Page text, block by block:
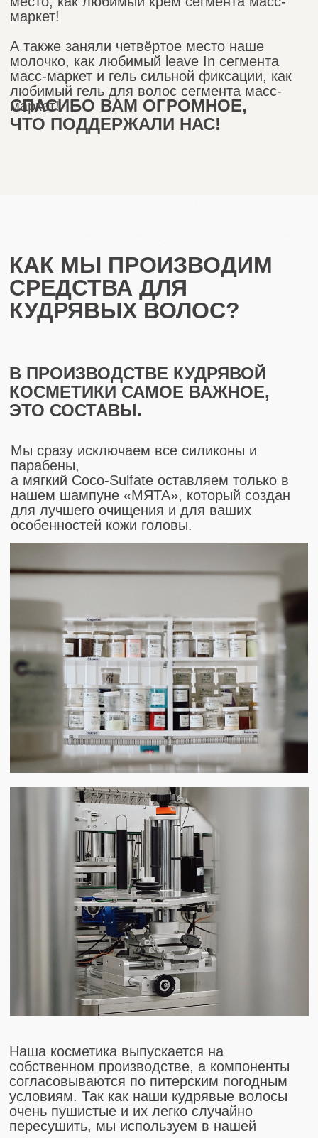
ЭТАПА
ПРОИЗВОДСТВА
НАШЕЙ КОСМЕТИКИ
4
И этапом тестирования мы очень
гордимся, так как он происходит в
несколько этапов:
- сначала на себе тестирует
средство сама Анна, она смотрит,
как образец смотрится на волосах,
такой ли результат она хотела
получить;
- если ее не устраивает результат,
она отправляет правки на
производство и средство
дорабатывают;
- затем после одобрения средства
Анной на своих волосах, за
тестирование берутся наши
кудрявые мастера из салона
косметика уже проходит через
множество типов кудрей и
волнистых волос, так как все наши
мастера разные;
- мастера дают свою обратную
связь и если их что-то не
устраивает, то Анна опять
отправляет правки на
производство и средство
дорабатывают;
- после одобрения средства Анной
и мастерами проходит уже
несколько месяцев тестирования,
когда мы понимаем, что средство
идеально
ложится на волосы, мы его
сертифицируем, производим
маленькую партию для салонов
и еще там оно проходит через
множество волос;
3
Технологи разрабатывают
консистенцию, добавляют
2
Как вы понимаете, после этапа
тестирования проходит уже
большое количество времени, а
спокойно выставлять его на наши
торговые площадки и поставлять их
на ваши полочки в ванной комнате.